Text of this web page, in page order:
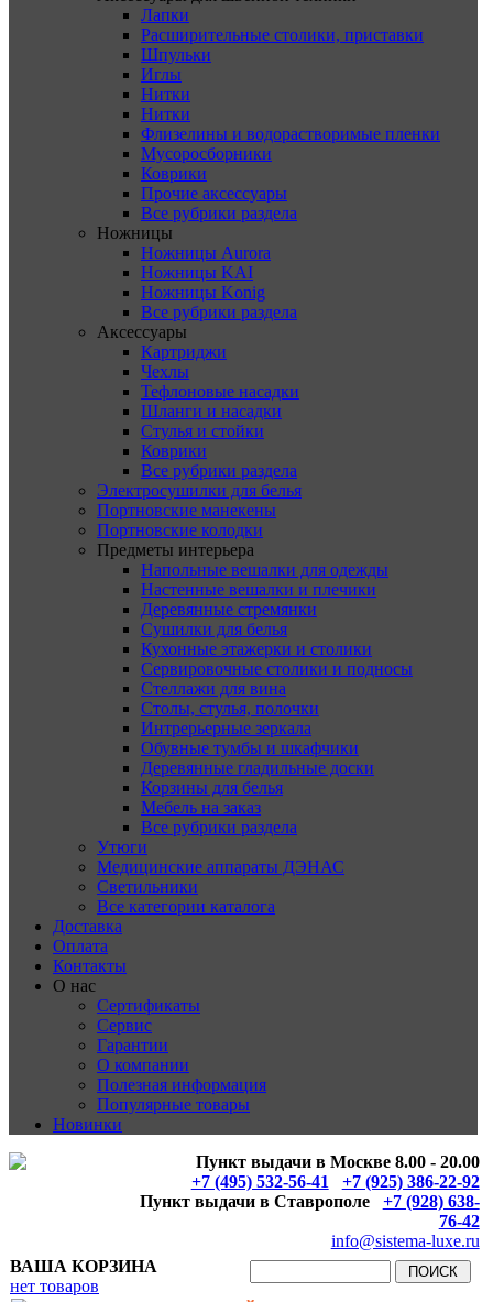
Лапки
Расширительные столики, приставки
Шпульки
Иглы
Нитки
Нитки
Флизелины и водорастворимые пленки
Мусоросборники
Коврики
Прочие аксессуары
Все рубрики раздела
Ножницы
Ножницы Aurora
Ножницы KAI
Ножницы Konig
Все рубрики раздела
Аксессуары
Картриджи
Чехлы
Тефлоновые насадки
Шланги и насадки
Стулья и стойки
Коврики
Все рубрики раздела
Электросушилки для белья
Портновские манекены
Портновские колодки
Предметы интерьера
Напольные вешалки для одежды
Настенные вешалки и плечики
Деревянные стремянки
Сушилки для белья
Кухонные этажерки и столики
Сервировочные столики и подносы
Стеллажи для вина
Столы, стулья, полочки
Интрерьерные зеркала
Обувные тумбы и шкафчики
Деревянные гладильные доски
Корзины для белья
Мебель на заказ
Все рубрики раздела
Утюги
Медицинские аппараты ДЭНАС
Светильники
Все категории каталога
Доставка
Оплата
Контакты
О нас
Сертификаты
Сервис
Гарантии
О компании
Полезная информация
Популярные товары
Новинки
Пункт выдачи в Москве 8.00 - 20.00
+7 (495) 532-56-41
+7 (925) 386-22-92
Пункт выдачи в Ставрополе
+7 (928) 638-
76-42
info@sistema-luxe.ru
ВАША КОРЗИНА
нет товаров